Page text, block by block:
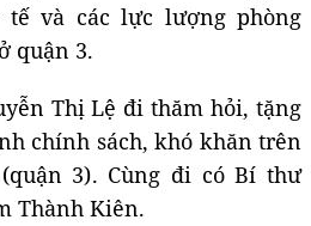
tế và các lực lượng phòng
quận 3.
Thị Lệ đi thăm hỏi, tặng
chính sách, khó khăn trên
3). Cùng đi có Bí thư
Thành Kiên.